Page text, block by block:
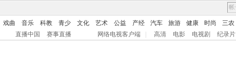
戏曲 音乐 科教 青少 文化 艺术 公益 产经 汽车 旅游 健康 时尚 三农
直播中国 赛事直播 网络电视客户端 高清 电影 电视剧 纪录片